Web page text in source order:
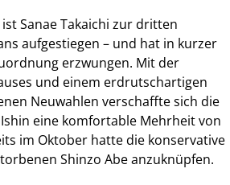
Sanae Takaichi zur dritten
aufgestiegen – und hat in kurzer
erzwungen. Mit der
und einem erdrutschartigen
Neuwahlen verschaffte sich die
eine komfortable Mehrheit von
im Oktober hatte die konservative
Shinzo Abe anzuknüpfen.